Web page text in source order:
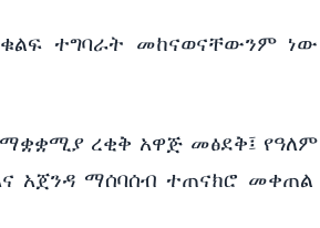
ቁልፍ ተግባራት መከናወናቸውንም ነው
ማቋቋሚያ ረቂቅ አዋጅ መፅደቅ፤ የዓለም
አጀንዳ ማሰባሰብ ተጠናክሮ መቀጠል